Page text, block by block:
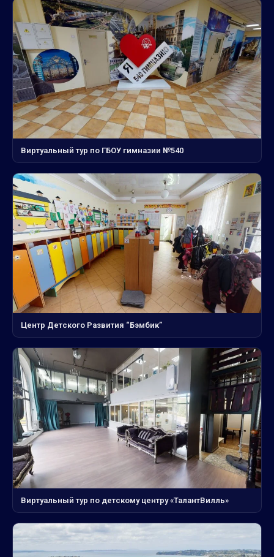
Виртуальный тур по ГБОУ гимназии №540
Центр Детского Развития “Бэмбик”
Виртуальный тур по детскому центру «ТалантВилль»